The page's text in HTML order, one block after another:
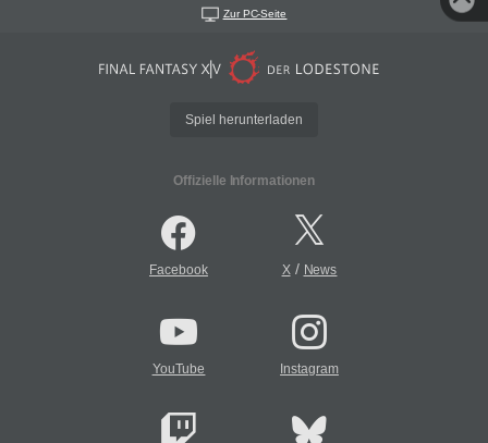
Zur PC-Seite
Spiel herunterladen
Offizielle Informationen
Facebook X/ News
YouTube Instagram